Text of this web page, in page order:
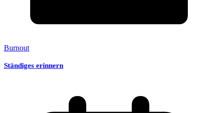
Burnout
Ständiges erinnern